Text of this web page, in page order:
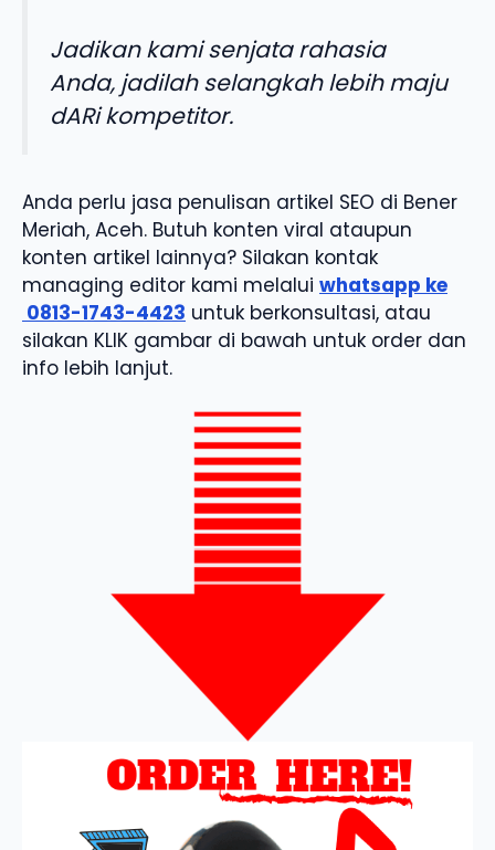
Jadikan kami senjata rahasia
Anda, jadilah selangkah lebih maju
dARi kompetitor.
Anda perlu jasa penulisan artikel SEO di Bener
Meriah, Aceh. Butuh konten viral ataupun
konten artikel lainnya? Silakan kontak
managing editor kami melalui whatsapp ke
0813-1743-4423 untuk berkonsultasi, atau
silakan KLIK gambar di bawah untuk order dan
info lebih lanjut.